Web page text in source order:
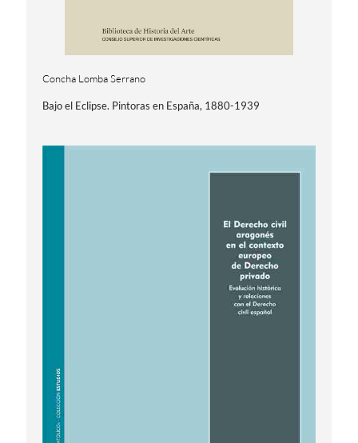
Concha Lomba Serrano
Bajo el Eclipse. Pintoras en España, 1880-1939